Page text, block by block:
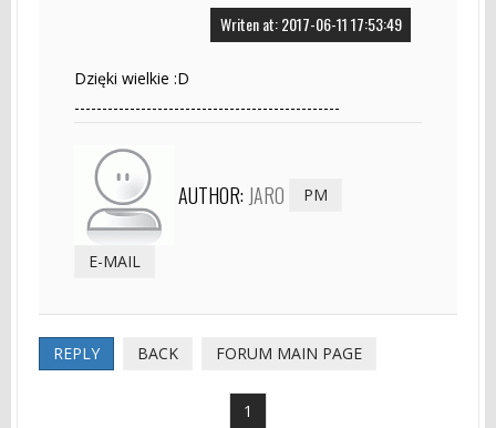
Writen at: 2017-06-11 17:53:49
Dzięki wielkie :D
------------------------------------------------
AUTHOR: JARO PM
E-MAIL
REPLY BACK FORUM MAIN PAGE
1